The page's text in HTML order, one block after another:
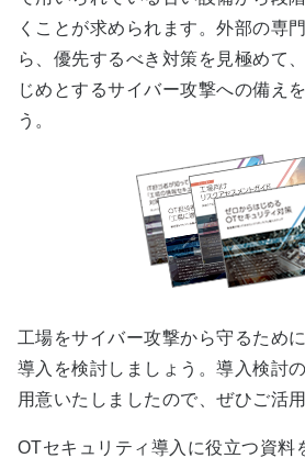
くことが求められます。外部の専
ら、優先するべき対策を見極めて
じめとするサイバー攻撃への備え
う。
工場をサイバー攻撃から守るため
導入を検討しましょう。導入検討
用意いたしましたので、ぜひご活
OTセキュリティ導入に役立つ資料